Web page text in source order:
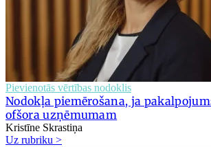
Pievienotās vērtības nodoklis
Nodokļa piemērošana, ja
ofšora uzņēmumam
Kristīne Skrastiņa
Uz rubriku >